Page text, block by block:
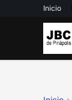
Inicio